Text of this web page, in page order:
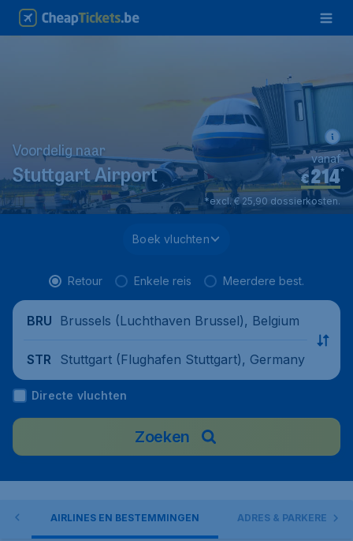
Voordelig naar
Stuttgart Airport €214*
vanaf
*excl. € 25,90 dossierkosten.
Boek vluchten
Retour Enkele reis Meerdere best.
BRU Brussels (Luchthaven Brussel), Belgium
STR Stuttgart (Flughafen Stuttgart), Germany
Directe vluchten
Zoeken
AIRLINES EN BESTEMMINGEN ADRES & PARKEREN